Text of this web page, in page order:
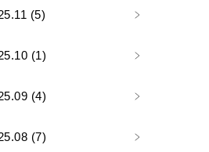
(5)
(1)
(4)
(7)